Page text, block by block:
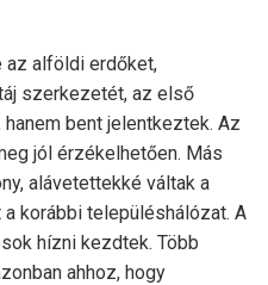
az alföldi erdőket,
szerkezetét, az első
bent jelentkeztek. Az
jól érzékelhetően. Más
alávetettekké váltak a
korábbi településhálózat. A
hízni kezdtek. Több
ahhoz, hogy